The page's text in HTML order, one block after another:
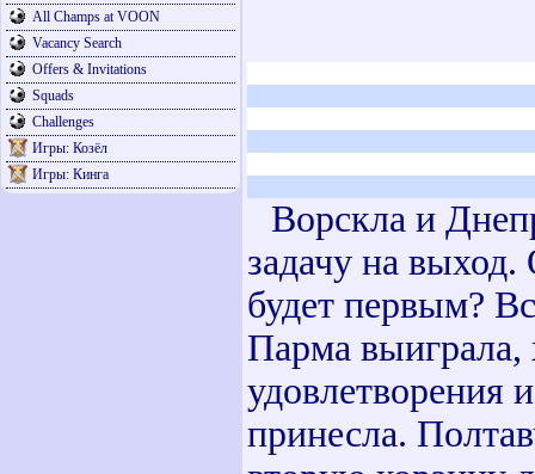
All Champs at VOON
Vacancy Search
Offers & Invitations
Squads
Challenges
Игры: Козёл
Игры: Кинга
Ворскла и
задачу на выход.
будет первым?
Парма выиграла,
удовлетворения
принесла.